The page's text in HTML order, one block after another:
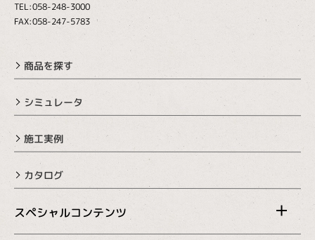
TEL:058-248-3000
FAX:058-247-5783
商品を探す
シミュレータ
施工実例
カタログ
スペシャルコンテンツ